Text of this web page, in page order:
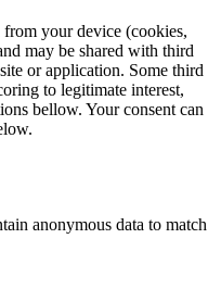
from your device (cookies,
may be shared with third
or application. Some third
to legitimate interest,
bellow. Your consent can
anonymous data to match